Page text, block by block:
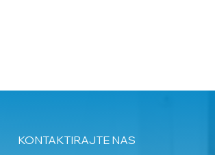
KONTAKTIRAJTE NAS